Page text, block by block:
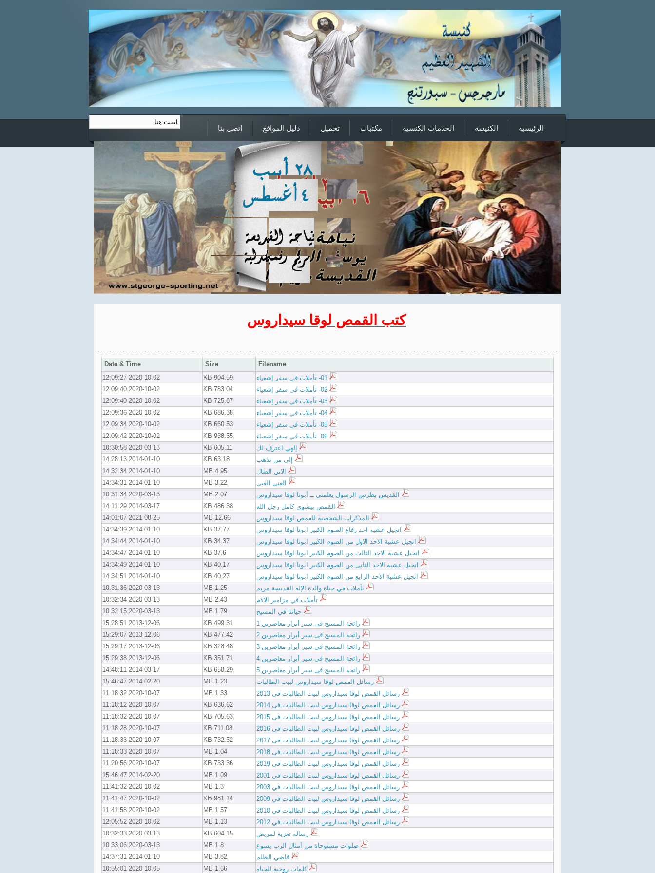
الرئيسية الكنيسة الخدمات الكنسية مكتبات تحميل دليل المواقع اتصل بنا
كتب القمص لوقا سيداروس
Filename
Size
Date & Time
01- تأملات في سفر إشعياء
904.59 KB
2020-10-02 12:09:27
02- تأملات في سفر إشعياء
783.04 KB
2020-10-02 12:09:40
03- تأملات في سفر إشعياء
725.87 KB
2020-10-02 12:09:40
04- تأملات في سفر إشعياء
686.38 KB
2020-10-02 12:09:36
05- تأملات في سفر إشعياء
660.53 KB
2020-10-02 12:09:34
06- تأملات في سفر إشعياء
938.55 KB
2020-10-02 12:09:42
إلهي اعترف لك
605.11 KB
2020-03-13 10:30:58
إلى من نذهب
63.18 KB
2014-01-10 14:28:13
الابن الضال
4.95 MB
2014-01-10 14:32:34
الغنى الغبى
3.22 MB
2014-01-10 14:34:31
القديس بطرس الرسول يعلمني ــ أبونا لوقا سيداروس
2.07 MB
2020-03-13 10:31:34
القمص بيشوي كامل رجل الله
486.38 KB
2014-03-17 14:11:29
المذكرات الشخصية للقمص لوقا سيداروس
12.66 MB
2021-08-25 14:01:07
انجيل عشية احد رفاع الصوم الكبير ابونا لوقا سيداروس
37.77 KB
2014-01-10 14:34:39
انجيل عشية الاحد الاول من الصوم الكبير ابونا لوقا سيداروس
34.37 KB
2014-01-10 14:34:44
انجيل عشية الاحد الثالث من الصوم الكبير ابونا لوقا سيداروس
37.6 KB
2014-01-10 14:34:47
انجيل عشية الاحد الثانى من الصوم الكبير ابونا لوقا سيداروس
40.17 KB
2014-01-10 14:34:49
انجيل عشية الاحد الرابع من الصوم الكبير ابونا لوقا سيداروس
40.27 KB
2014-01-10 14:34:51
تأملات في حياة والدة الإله القديسة مريم
1.25 MB
2020-03-13 10:31:36
تأملات في مزامير الآلام
2.43 MB
2020-03-13 10:32:34
حياتنا في المسيح
1.79 MB
2020-03-13 10:32:15
رائحة المسيح فى سير أبرار معاصرين 1
499.31 KB
2013-12-06 15:28:51
رائحة المسيح فى سير أبرار معاصرين 2
477.42 KB
2013-12-06 15:29:07
رائحة المسيح فى سير أبرار معاصرين 3
328.48 KB
2013-12-06 15:29:17
رائحة المسيح فى سير أبرار معاصرين 4
351.71 KB
2013-12-06 15:29:38
رائحة المسيح فى سير أبرار معاصرين 5
658.29 KB
2014-03-17 14:48:11
رسائل القمص لوقا سيداروس لبيت الطالبات
1.23 MB
2014-02-20 15:46:47
رسائل القمص لوقا سيداروس لبيت الطالبات فى 2013
1.33 MB
2020-10-07 11:18:32
رسائل القمص لوقا سيداروس لبيت الطالبات فى 2014
636.62 KB
2020-10-07 11:18:12
رسائل القمص لوقا سيداروس لبيت الطالبات فى 2015
705.63 KB
2020-10-07 11:18:32
رسائل القمص لوقا سيداروس لبيت الطالبات فى 2016
711.08 KB
2020-10-07 11:18:28
رسائل القمص لوقا سيداروس لبيت الطالبات فى 2017
732.52 KB
2020-10-07 11:18:33
رسائل القمص لوقا سيداروس لبيت الطالبات فى 2018
1.04 MB
2020-10-07 11:18:33
رسائل القمص لوقا سيداروس لبيت الطالبات فى 2019
733.36 KB
2020-10-07 11:20:56
رسائل القمص لوقا سيداروس لبيت الطالبات في 2001
1.09 MB
2014-02-20 15:46:47
رسائل القمص لوقا سيداروس لبيت الطالبات في 2003
1.3 MB
2020-10-02 11:41:32
رسائل القمص لوقا سيداروس لبيت الطالبات في 2009
981.14 KB
2020-10-02 11:41:47
رسائل القمص لوقا سيداروس لبيت الطالبات في 2010
1.57 MB
2020-10-02 11:41:58
رسائل القمص لوقا سيداروس لبيت الطالبات في 2012
1.13 MB
2020-10-02 12:05:52
رسالة تعزية لمريض
604.15 KB
2020-03-13 10:32:33
صلوات مستوحاة من أمثال الرب يسوع
1.8 MB
2020-03-13 10:33:06
قاضي الظلم
3.82 MB
2014-01-10 14:37:31
كلمات روحية للحياة
1.66 MB
2020-10-05 10:55:01